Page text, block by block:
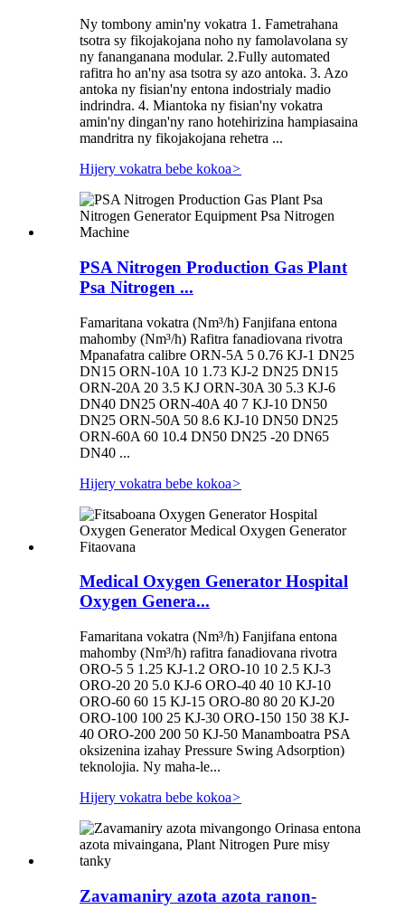
Ny tombony amin'ny vokatra 1. Fametrahana
tsotra sy fikojakojana noho ny famolavolana sy
ny fananganana modular. 2.Fully automated
rafitra ho an'ny asa tsotra sy azo antoka. 3. Azo
antoka ny fisian'ny entona indostrialy madio
indrindra. 4. Miantoka ny fisian'ny vokatra
amin'ny dingan'ny rano hotehirizina hampiasaina
mandritra ny fikojakojana rehetra ...
Hijery vokatra bebe kokoa>
PSA Nitrogen Production Gas Plant
Psa Nitrogen ...
Famaritana vokatra (Nm³/h) Fanjifana entona
mahomby (Nm³/h) Rafitra fanadiovana rivotra
Mpanafatra calibre ORN-5A 5 0.76 KJ-1 DN25
DN15 ORN-10A 10 1.73 KJ-2 DN25 DN15
ORN-20A 20 3.5 KJ ORN-30A 30 5.3 KJ-6
DN40 DN25 ORN-40A 40 7 KJ-10 DN50
DN25 ORN-50A 50 8.6 KJ-10 DN50 DN25
ORN-60A 60 10.4 DN50 DN25 -20 DN65
DN40 ...
Hijery vokatra bebe kokoa>
Medical Oxygen Generator Hospital
Oxygen Genera...
Famaritana vokatra (Nm³/h) Fanjifana entona
mahomby (Nm³/h) rafitra fanadiovana rivotra
ORO-5 5 1.25 KJ-1.2 ORO-10 10 2.5 KJ-3
ORO-20 20 5.0 KJ-6 ORO-40 40 10 KJ-10
ORO-60 60 15 KJ-15 ORO-80 80 20 KJ-20
ORO-100 100 25 KJ-30 ORO-150 150 38 KJ-
40 ORO-200 200 50 KJ-50 Manamboatra PSA
oksizenina izahay Pressure Swing Adsorption)
teknolojia. Ny maha-le...
Hijery vokatra bebe kokoa>
Zavamaniry azota azota ranon-